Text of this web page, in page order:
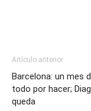
Artículo anterior
Barcelona: un mes
todo por hacer;
queda